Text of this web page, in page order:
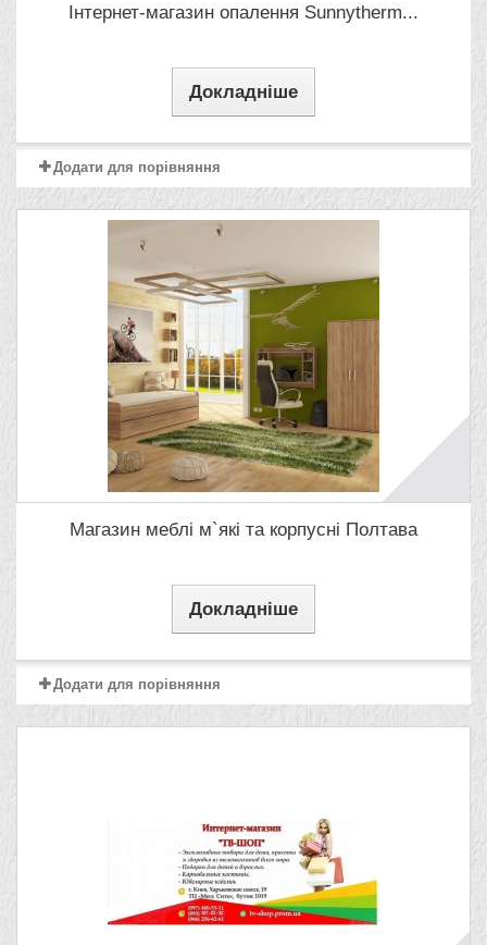
Інтернет-магазин опалення Sunnytherm...
Докладніше
Додати для порівняння
Магазин меблі м`які та корпусні Полтава
Докладніше
Додати для порівняння